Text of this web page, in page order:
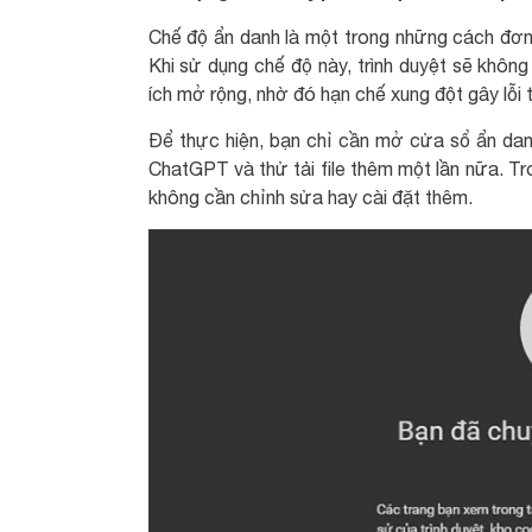
Chế độ ẩn danh là một trong những cách
Khi sử dụng chế độ này, trình duyệt sẽ
ích mở rộng, nhờ đó hạn chế xung đột gây lỗi
Để thực hiện, bạn chỉ cần mở cửa sổ ẩn
ChatGPT và thử tải file thêm một lần nữa.
không cần chỉnh sửa hay cài đặt thêm.